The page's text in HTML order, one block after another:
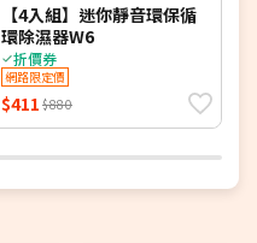
【4入組】迷你靜音環保循
環除濕器W6
折價券
網路限定價
$411 $880